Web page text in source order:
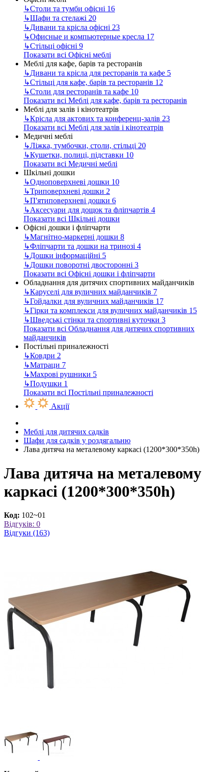
↳Столи та тумби офісні 16
↳Шафи та стелажі 20
↳Дивани та крісла офісні 23
↳Офисные и компьютерные кресла 17
↳Стільці офісні 9
Показати всі Офісні меблі
Меблі для кафе, барів та ресторанів
↳Дивани та крісла для ресторанів та кафе 5
↳Стільці для кафе, барів та ресторанів 12
↳Столи для ресторанів та кафе 10
Показати всі Меблі для кафе, барів та ресторанів
Меблі для залів і кінотеатрів
↳Крісла для актових та конференц-залів 23
Показати всі Меблі для залів і кінотеатрів
Медичні меблі
↳Ліжка, тумбочки, столи, стільці 20
↳Кушетки, полиці, підставки 10
Показати всі Медичні меблі
Шкільні дошки
↳Одноповерхневі дошки 10
↳Триповерхневі дошки 2
↳П'ятиповерхневі дошки 6
↳Аксесуари для дощок та фліпчартів 4
Показати всі Шкільні дошки
Офісні дошки і фліпчарти
↳Магнітно-маркерні дошки 8
↳Фліпчарти та дошки на тринозі 4
↳Дошки інформаційні 5
↳Дошки поворотні двосторонні 3
Показати всі Офісні дошки і фліпчарти
Обладнання для дитячих спортивних майданчиків
↳Каруселі для вуличних майданчиків 7
↳Гойдалки для вуличних майданчиків 17
↳Гірки та комплекси для вуличних майданчиків 15
↳Шведські стінки та спортивні куточки 3
Показати всі Обладнання для дитячих спортивних
майданчиків
Постільні приналежності
↳Ковдри 2
↳Матраци 7
↳Махрові рушники 5
↳Подушки 1
Показати всі Постільні приналежності
Акції
Меблі для дитячих садків
Шафи для садків у роздягальню
Лава дитяча на металевому каркасі (1200*300*350h)
Лава дитяча на металевому
каркасі (1200*300*350h)
Код: 102~01
Відгуків: 0
Відгуки (163)